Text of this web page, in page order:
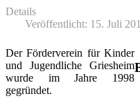
Details
Veröffentlicht: 15. Juli
Der Förderverein für Kinder
und Jugendliche Griesheim
wurde im Jahre 1998
gegründet.